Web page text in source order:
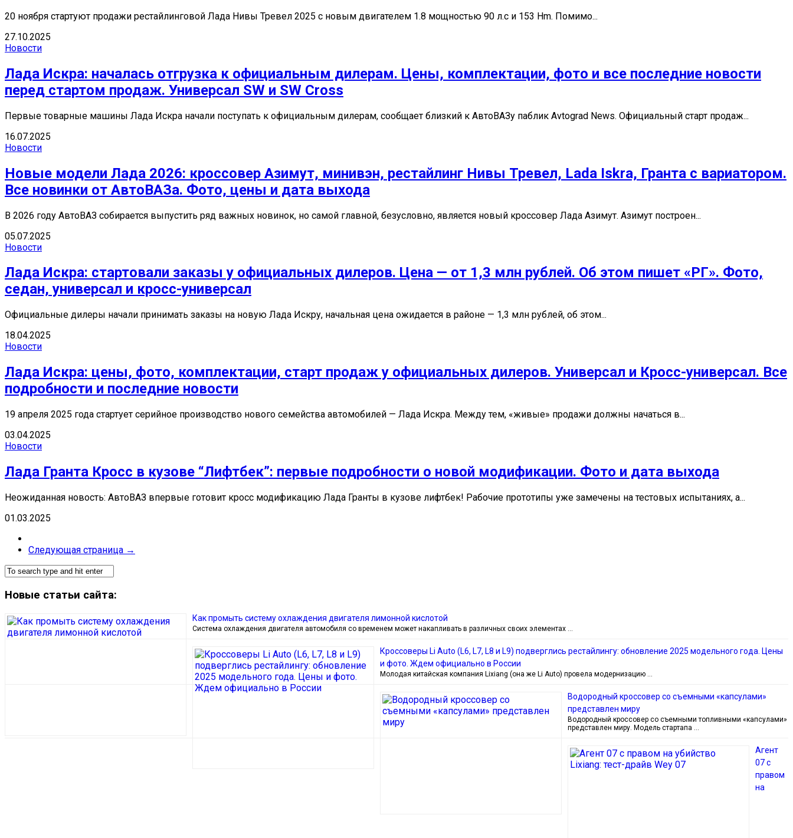
20 ноября стартуют продажи рестайлинговой Лада Нивы Тревел 2025 с новым двигателем 1.8 мощностью 90 л.с и 153 Hm. Помимо...
27.10.2025
Новости
Лада Искра: началась отгрузка к официальным дилерам. Цены, комплектации, фото и все последние новости
перед стартом продаж. Универсал SW и SW Cross
Первые товарные машины Лада Искра начали поступать к официальным дилерам, сообщает близкий к АвтоВАЗу паблик Avtograd News. Официальный старт продаж...
16.07.2025
Новости
Новые модели Лада 2026: кроссовер Азимут, минивэн, рестайлинг Нивы Тревел, Lada Iskra, Гранта с вариатором.
Все новинки от АвтоВАЗа. Фото, цены и дата выхода
В 2026 году АвтоВАЗ собирается выпустить ряд важных новинок, но самой главной, безусловно, является новый кроссовер Лада Азимут. Азимут построен...
05.07.2025
Новости
Лада Искра: стартовали заказы у официальных дилеров. Цена — от 1,3 млн рублей. Об этом пишет «РГ». Фото,
седан, универсал и кросс-универсал
Официальные дилеры начали принимать заказы на новую Лада Искру, начальная цена ожидается в районе — 1,3 млн рублей, об этом...
18.04.2025
Новости
Лада Искра: цены, фото, комплектации, старт продаж у официальных дилеров. Универсал и Кросс-универсал. Все
подробности и последние новости
19 апреля 2025 года стартует серийное производство нового семейства автомобилей — Лада Искра. Между тем, «живые» продажи должны начаться в...
03.04.2025
Новости
Лада Гранта Кросс в кузове “Лифтбек”: первые подробности о новой модификации. Фото и дата выхода
Неожиданная новость: АвтоВАЗ впервые готовит кросс модификацию Лада Гранты в кузове лифтбек! Рабочие прототипы уже замечены на тестовых испытаниях, а...
01.03.2025
Следующая страница →
Новые статьи сайта:
Как промыть систему охлаждения двигателя лимонной кислотой
Система охлаждения двигателя автомобиля со временем может накапливать в различных своих элементах …
Кроссоверы Li Auto (L6, L7, L8 и L9) подверглись рестайлингу: обновление 2025 модельного года. Цены
и фото. Ждем официально в России
Молодая китайская компания Lixiang (она же Li Auto) провела модернизацию …
Водородный кроссовер со съемными «капсулами»
представлен миру
Водородный кроссовер со съемными топливными «капсулами»
представлен миру. Модель стартапа …
Агент
07 с
правом
на